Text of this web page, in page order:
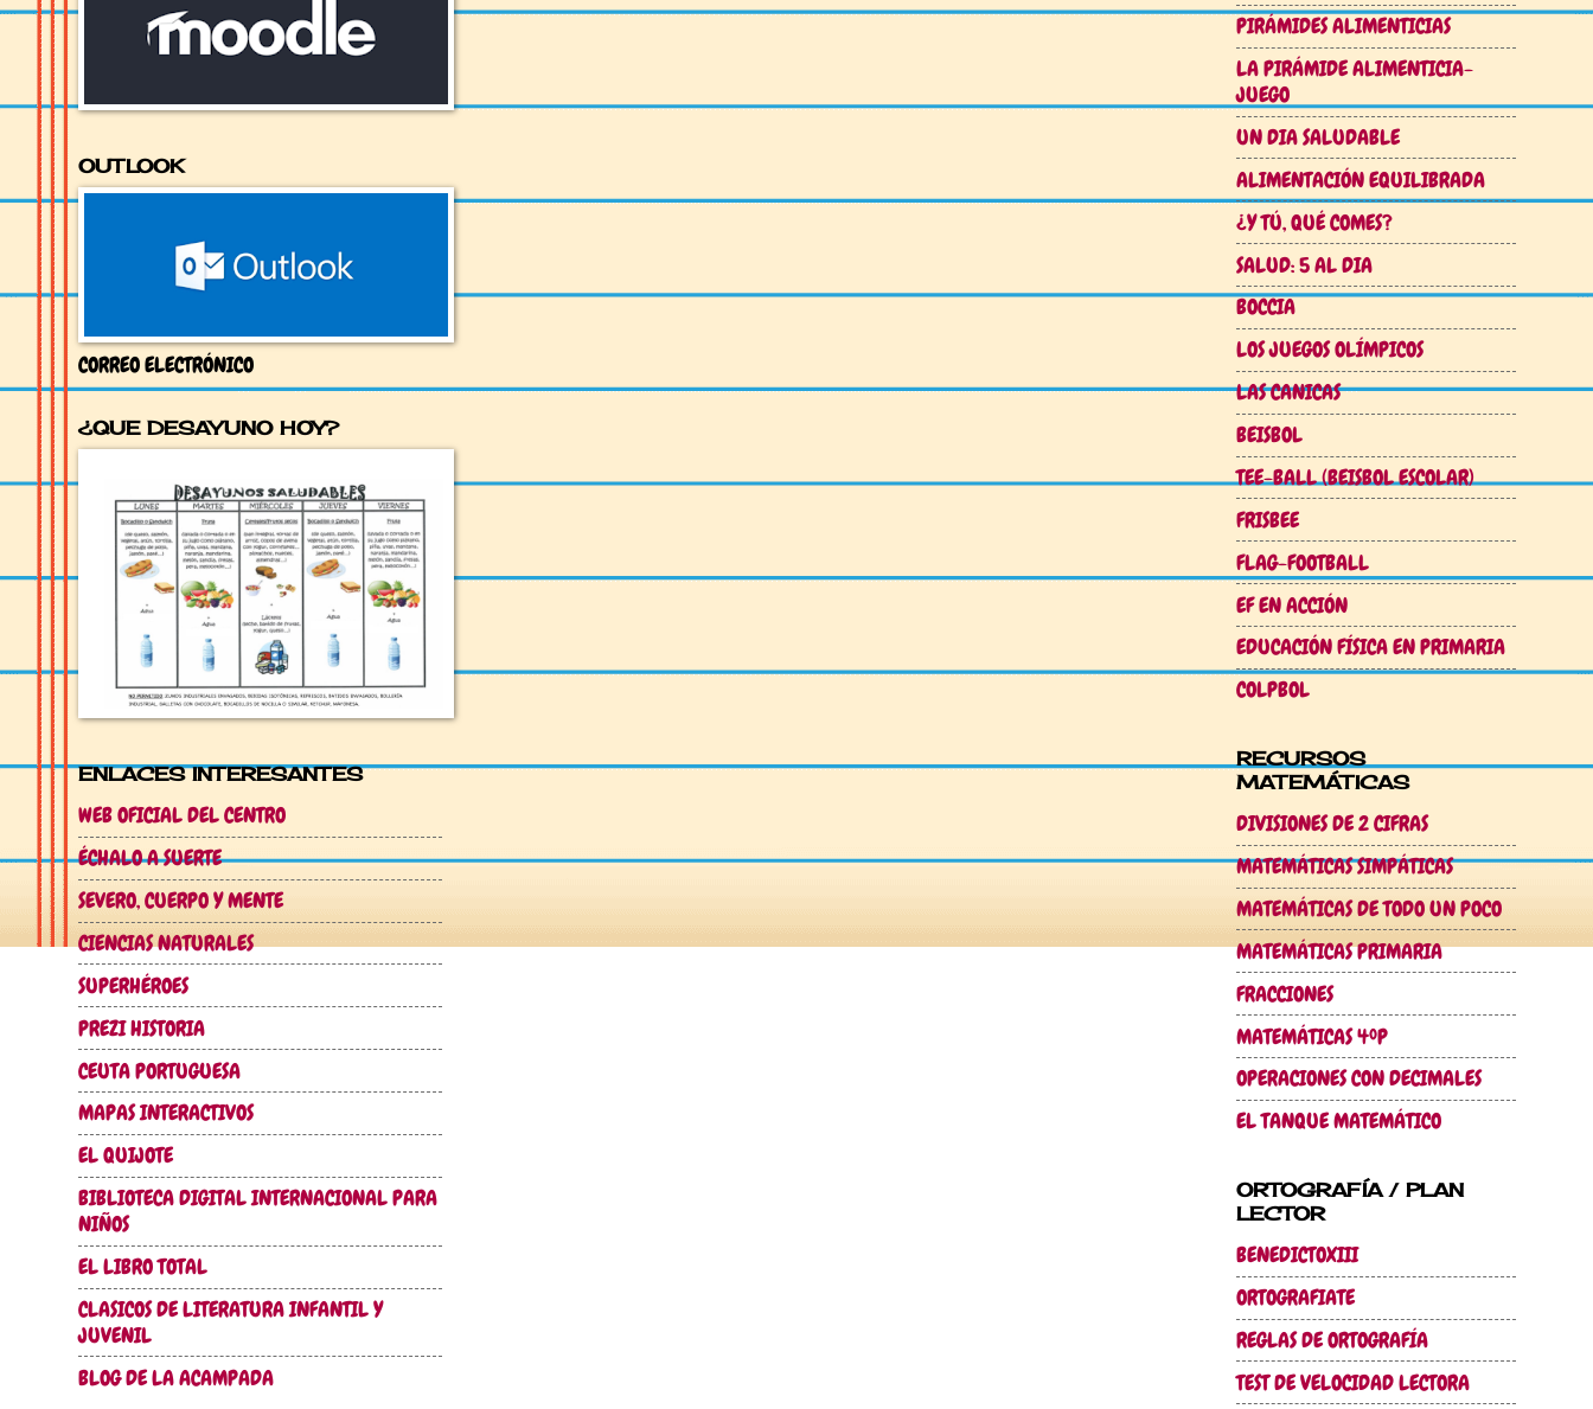
OUTLOOK
CORREO ELECTRÓNICO
¿QUE DESAYUNO HOY?
ENLACES INTERESANTES
WEB OFICIAL DEL CENTRO
ÉCHALO A SUERTE
SEVERO, CUERPO Y MENTE
CIENCIAS NATURALES
SUPERHÉROES
PREZI HISTORIA
CEUTA PORTUGUESA
MAPAS INTERACTIVOS
EL QUIJOTE
BIBLIOTECA DIGITAL INTERNACIONAL PARA
NIÑOS
EL LIBRO TOTAL
CLASICOS DE LITERATURA INFANTIL Y
JUVENIL
BLOG DE LA ACAMPADA
PIRÁMIDES ALIMENTICIAS
LA PIRÁMIDE ALIMENTICIA-
JUEGO
UN DIA SALUDABLE
ALIMENTACIÓN EQUILIBRADA
¿Y TÚ, QUÉ COMES?
SALUD: 5 AL DIA
BOCCIA
LOS JUEGOS OLÍMPICOS
LAS CANICAS
BEISBOL
TEE-BALL (BEISBOL ESCOLAR)
FRISBEE
FLAG-FOOTBALL
EF EN ACCIÓN
EDUCACIÓN FÍSICA EN PRIMARIA
COLPBOL
RECURSOS
MATEMÁTICAS
DIVISIONES DE 2 CIFRAS
MATEMÁTICAS SIMPÁTICAS
MATEMÁTICAS DE TODO UN POCO
MATEMÁTICAS PRIMARIA
FRACCIONES
MATEMÁTICAS 4ºP
OPERACIONES CON DECIMALES
EL TANQUE MATEMÁTICO
ORTOGRAFÍA / PLAN
LECTOR
BENEDICTOXIII
ORTOGRAFIATE
REGLAS DE ORTOGRAFÍA
TEST DE VELOCIDAD LECTORA